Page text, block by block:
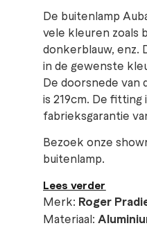
De buitenlamp
vele kleuren zoals
donkerblauw, enz.
in de gewenste
De doorsnede van
is 219cm. De
fabrieksgarantie
Bezoek onze
buitenlamp.
Lees verder
Merk: Roger
Materiaal: